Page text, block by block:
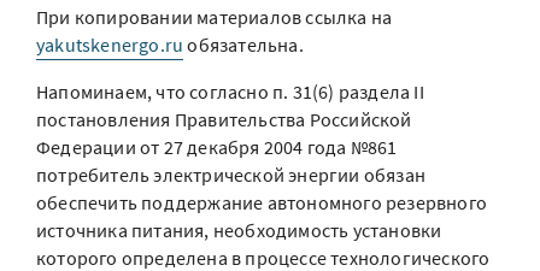
При копировании материалов ссылка на
yakutskenergo.ru обязательна.
Напоминаем, что согласно п. 31(6) раздела II
постановления Правительства Российской
Федерации от 27 декабря 2004 года №861
потребитель электрической энергии обязан
обеспечить поддержание автономного резервного
источника питания, необходимость установки
которого определена в процессе технологического